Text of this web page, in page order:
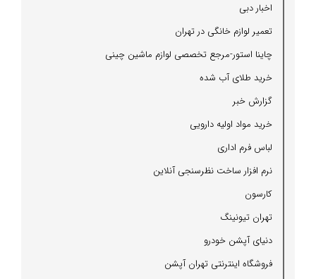
اخبار دبی
تعمیر لوازم خانگی در تهران
چاینا استور-مرجع تخصصی لوازم ماشین چینی
خرید طلای آب شده
گزارش خبر
خرید مواد اولیه دارویی
لباس فرم اداری
نرم افزار ساخت نظرسنجی آنلاین
كارسون
تهران تیونینگ
دنیای آپشن خودرو
فروشگاه اینترنتی تهران آپشن